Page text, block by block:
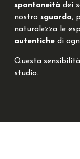
spontaneitàdei
nostrosguardo,
naturalezza le
autentichedi
Questa
studio.